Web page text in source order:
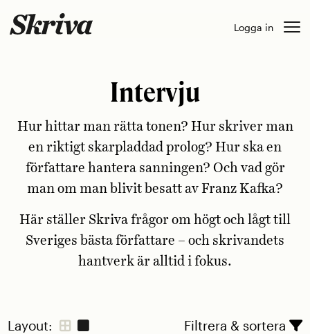
to
Logga in
Intervju
Hur hittar man rätta tonen? Hur skriver man
en riktigt skarpladdad prolog? Hur ska en
författare hantera sanningen? Och vad gör
man om man blivit besatt av Franz Kafka?
Här ställer Skriva frågor om högt och lågt till
Sveriges bästa författare – och skrivandets
hantverk är alltid i fokus.
Layout: Filtrera & sortera